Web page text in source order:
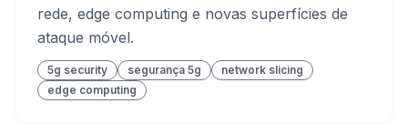
rede, edge computing e novas superfícies de
ataque móvel.
5g security segurança 5g
network slicing
edge computing